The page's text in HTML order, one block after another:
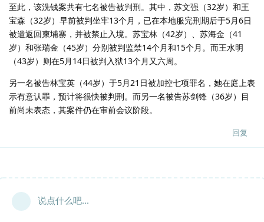
至此，该洗钱案共有七名被告被判刑。其中，苏文强（32岁）和王
宝森（32岁）早前被判坐牢13个月，已在本地服完刑期后于5月6日
被遣返回柬埔寨，并被禁止入境。苏宝林（42岁）、苏海金（41
岁）和张瑞金（45岁）分别被判监禁14个月和15个月。而王水明
（43岁）则在5月14日被判入狱13个月又六周。
另一名被告林宝英（44岁）于5月21日被加控七项罪名，她在庭上表
示有意认罪，预计将很快被判刑。而另一名被告苏剑锋（36岁）目
前尚未表态，其案件仍在审前会议阶段。
回复
说点什么吧...